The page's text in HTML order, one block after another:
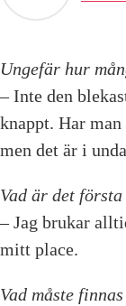
Ungefär hur
– Inte den
knappt. Har
men det är i
Vad är det
– Jag brukar
mitt place.
Vad måste